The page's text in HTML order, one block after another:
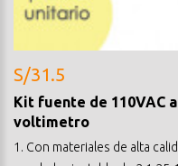
S/31.5
Kit fuente de 110VAC
voltimetro
1. Con materiales de alta